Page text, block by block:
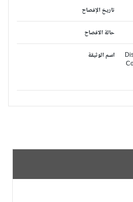
تاريخ الإفصاح
حالة الافصاح
اسم الوثيقة